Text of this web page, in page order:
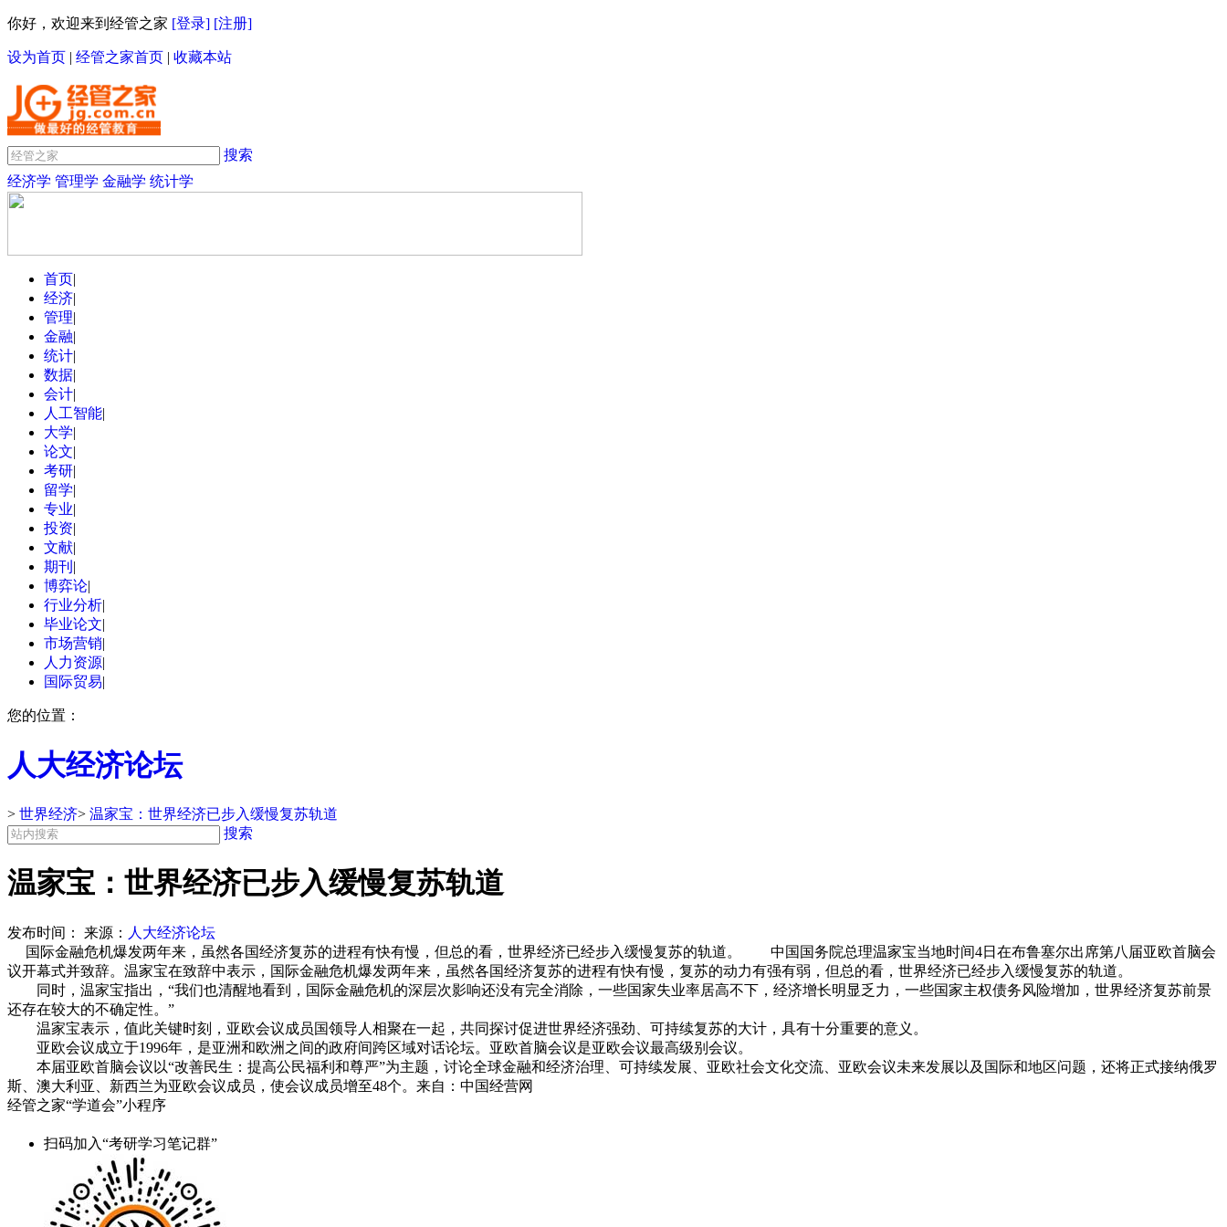
你好，欢迎来到经管之家 [登录] [注册]
设为首页 | 经管之家首页 | 收藏本站
搜索
经济学 管理学 金融学 统计学
首页|
经济|
管理|
金融|
统计|
数据|
会计|
人工智能|
大学|
论文|
考研|
留学|
专业|
投资|
文献|
期刊 |
博弈论|
行业分析|
毕业论文|
市场营销|
人力资源|
国际贸易|
您的位置：
人大经济论坛
> 世界经济> 温家宝：世界经济已步入缓慢复苏轨道
搜索
温家宝：世界经济已步入缓慢复苏轨道
发布时间： 来源： 人大经济论坛
国际金融危机爆发两年来，虽然各国经济复苏的进程有快有慢，但总的看，世界经济已经步入缓慢复苏的轨道。 中国国务院总理温家宝当地时间4日在布鲁塞尔出席第八届亚欧首脑会
议开幕式并致辞。温家宝在致辞中表示，国际金融危机爆发两年来，虽然各国经济复苏的进程有快有慢，复苏的动力有强有弱，但总的看，世界经济已经步入缓慢复苏的轨道。
同时，温家宝指出，“我们也清醒地看到，国际金融危机的深层次影响还没有完全消除，一些国家失业率居高不下，经济增长明显乏力，一些国家主权债务风险增加，世界经济复苏前景
还存在较大的不确定性。”
温家宝表示，值此关键时刻，亚欧会议成员国领导人相聚在一起，共同探讨促进世界经济强劲、可持续复苏的大计，具有十分重要的意义。
亚欧会议成立于1996年，是亚洲和欧洲之间的政府间跨区域对话论坛。亚欧首脑会议是亚欧会议最高级别会议。
本届亚欧首脑会议以“改善民生：提高公民福利和尊严”为主题，讨论全球金融和经济治理、可持续发展、亚欧社会文化交流、亚欧会议未来发展以及国际和地区问题，还将正式接纳俄罗
斯、澳大利亚、新西兰为亚欧会议成员，使会议成员增至48个。来自：中国经营网
经管之家“学道会”小程序
扫码加入“考研学习笔记群”